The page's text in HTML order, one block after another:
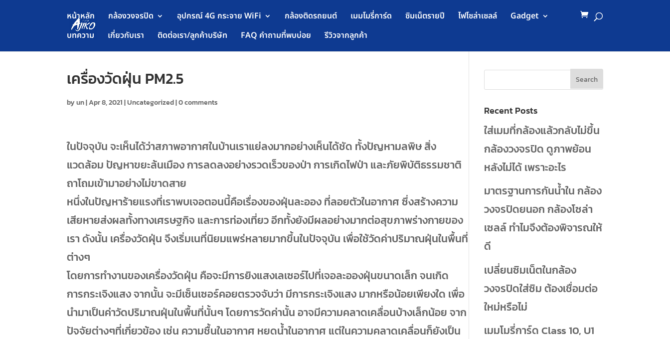
หน้าหลัก กล้องวงจรปิด อุปกรณ์ 4G กระจาย WiFi กล้องติดรถยนต์ เมมโมรี่การ์ด ซิมเน็ตรายปี ไฟโซล่าเซลล์
Gadget
บทความ
เกี่ยวกับเรา ติดต่อเรา/ลูกค้าบริษัท FAQ คำถามที่พบบ่อย รีวิวจากลูกค้า
เครื่องวัดฝุ่น PM2.5
byun|Apr 8, 2021|Uncategorized|0 comments
ในปัจจุบัน จะเห็นได้ว่าสภาพอากาศในบ้านเราแย่ลงมากอย่างเห็นได้ชัด ทั้งปัญหามลพิษ สิ่ง
แวดล้อม ปัญหาขยะล้นเมือง การลดลงอย่างรวดเร็วของป่า การเกิดไฟป่า และภัยพิบัติธรรมชาติ
ถาโถมเข้ามาอย่างไม่ขาดสาย
หนึ่งในปัญหาร้ายแรงที่เราพบเจอตอนนี้คือเรื่องของฝุ่นละออง ที่ลอยตัวในอากาศ ซึ่งสร้างความ
เสียหายส่งผลทั้งทางเศรษฐกิจ และการท่องเที่ยว อีกทั้งยังมีผลอย่างมากต่อสุขภาพร่างกายของ
เรา ดังนั้น เครื่องวัดฝุ่น จึงเริ่มเนที่นิยมแพร่หลายมากขึ้นในปัจจุบัน เพื่อใช้วัดค่าปริมาณฝุ่นในพื้นที่
ต่างๆ
โดยการทำงานของเครื่องวัดฝุ่น คือจะมีการยิงแสงเลเซอร์ไปที่เจอละอองฝุ่นขนาดเล็ก จนเกิด
การกระเจิงแสง จากนั้น จะมีเซ็นเซอร์คอยตรวจจับว่า มีการกระเจิงแสง มากหรือน้อยเพียงใด เพื่อ
นำมาเป็นค่าวัดปริมาณฝุ่นในพื้นที่นั้นๆ โดยการวัดค่านั้น อาจมีความคลาดเคลื่อนบ้างเล็กน้อย จาก
ปัจจัยต่างๆที่เกี่ยวข้อง เช่น ความชื้นในอากาศ หยดน้ำในอากาศ แต่ในความคลาดเคลื่อนก็ยังเป็น
Recent Posts
ใส่เมมที่กล้องแล้วกลับไม่ขึ้น
กล้องวงจรปิด ดูภาพย้อน
หลังไม่ได้ เพราะอะไร
มาตรฐานการกันน้ำใน กล้อง
วงจรปิดยนอก กล้องโซล่า
เซลล์ ทำไมจึงต้องพิจารณให้
ดี
เปลี่ยนซิมเน็ตในกล้อง
วงจรปิดใส่ซิม ต้องเชื่อมต่อ
ใหม่หรือไม่
เมมโมรี่การ์ด Class 10, U1